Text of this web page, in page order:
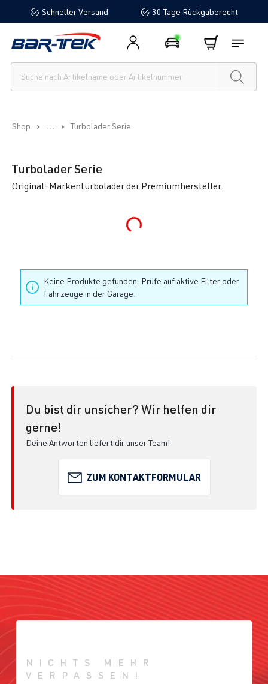
springenSchneller Versand 30 Tage Rückgaberecht
Shop ... Turbolader Serie
Turbolader Serie
Original-Markenturbolader der Premiumhersteller.
Loading...
Keine Produkte gefunden. Prüfe auf aktive Filter oder
Fahrzeuge in der Garage.
Du bist dir unsicher? Wir helfen dir
gerne!
Deine Antworten liefert dir unser Team!
ZUM KONTAKTFORMULAR
NICHTS MEHR
VERPASSEN!